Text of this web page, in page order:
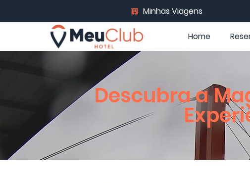
Minhas Viagens
Home
Descubra a